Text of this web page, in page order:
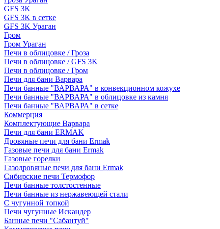
GFS 3K
GFS 3K в сетке
GFS 3K Ураган
Гром
Гром Ураган
Печи в облицовке / Гроза
Печи в облицовке / GFS 3K
Печи в облицовке / Гром
Печи для бани Варвара
Печи банные "ВАРВАРА" в конвекционном кожухе
Печи банные "ВАРВАРА" в облицовке из камня
Печи банные "ВАРВАРА" в сетке
Коммерция
Комплектующие Варвара
Печи для бани ERMAK
Дровяные печи для бани Ermak
Газовые печи для бани Ermak
Газовые горелки
Газодровяные печи для бани Ermak
Сибирские печи Термофор
Печи банные толстостенные
Печи банные из нержавеющей стали
С чугунной топкой
Печи чугунные Искандер
Банные печи "Сабантуй"